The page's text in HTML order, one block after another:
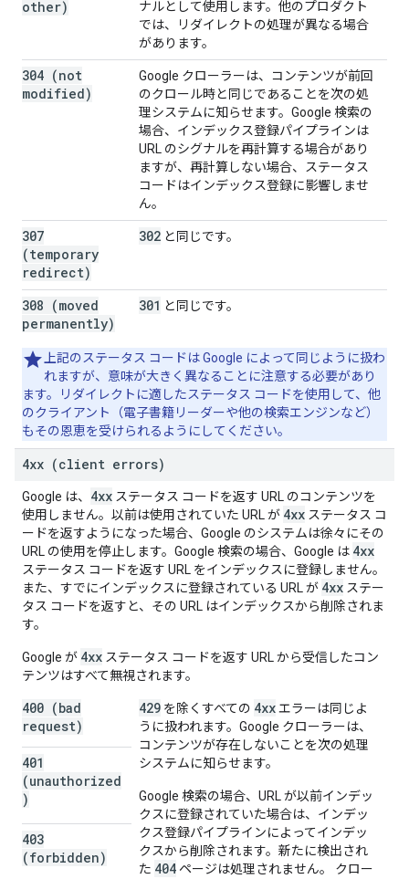
ナルとして使用します。他のプロダクト
では、リダイレクトの処理が異なる場合
があります。
other)
304 (not
modified)
Google クローラーは、コンテンツが前回
のクロール時と同じであることを次の処
理システムに知らせます。Google 検索の
場合、インデックス登録パイプラインは
URL のシグナルを再計算する場合があり
ますが、再計算しない場合、ステータス
コードはインデックス登録に影響しませ
ん。
307
(temporary
redirect)
302 と同じです。
308 (moved
permanently)
301 と同じです。
上記のステータス コードは Google によって同じように扱わ
れますが、意味が大きく異なることに注意する必要があり
ます。リダイレクトに適したステータス コードを使用して、他
のクライアント（電子書籍リーダーや他の検索エンジンなど）
もその恩恵を受けられるようにしてください。
4xx (client errors)
Google は、 4xx ステータス コードを返す URL のコンテンツを
使用しません。以前は使用されていた URL が 4xx ステータス コ
ードを返すようになった場合、Google のシステムは徐々にその
URL の使用を停止します。Google 検索の場合、Google は 4xx
ステータス コードを返す URL をインデックスに登録しません。
また、すでにインデックスに登録されている URL が 4xx ステー
タス コードを返すと、その URL はインデックスから削除されま
す。
Google が 4xx ステータス コードを返す URL から受信したコン
テンツはすべて無視されます。
400 (bad
request)
429 を除くすべての 4xxエラーは同じよ
うに扱われます。Google クローラーは、
コンテンツが存在しないことを次の処理
システムに知らせます。
Google 検索の場合、URL が以前インデッ
クスに登録されていた場合は、インデッ
クス登録パイプラインによってインデッ
クスから削除されます。新たに検出され
た 404 ページは処理されません。 クロー
401
(unauthorized
)
403
(forbidden)